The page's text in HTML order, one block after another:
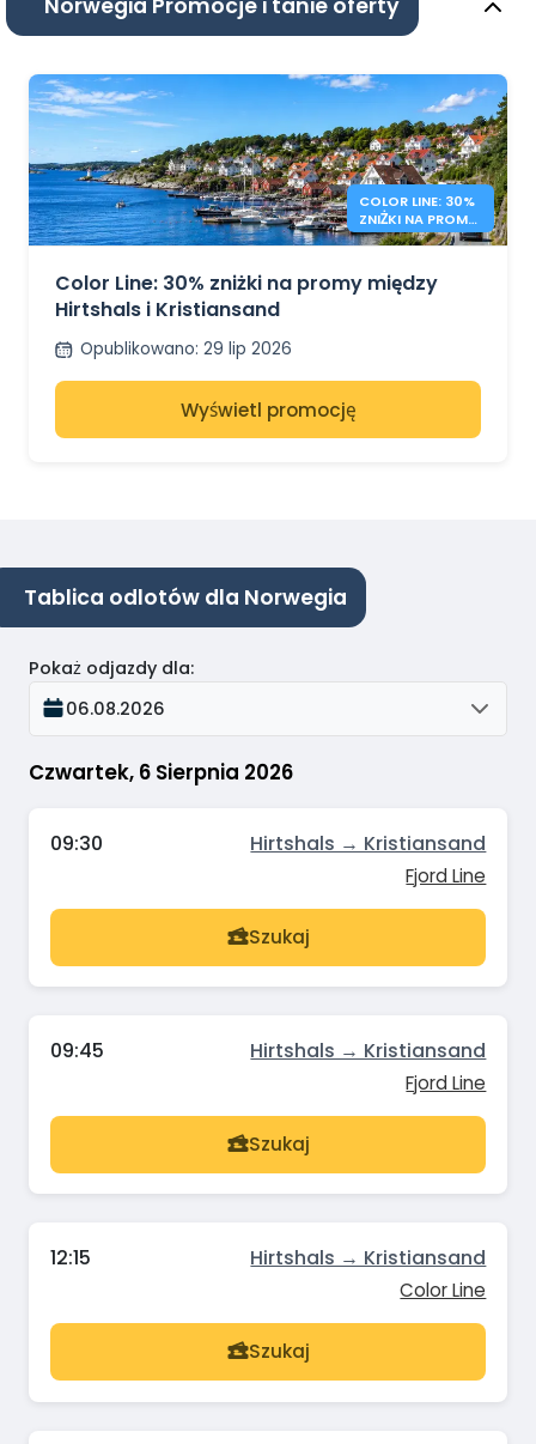
Norwegia Promocje i tanie oferty
COLOR LINE: 30%
ZNIŻKI NA PROMY
DANIA –
Color Line: 30% zniżki na promy między
Hirtshals i Kristiansand
Opublikowano: 29 lip 2026
Wyświetl promocję
Tablica odlotów dla Norwegia
Czwartek, 6 Sierpnia 2026
Pokaż odjazdy dla:
06.08.2026
09:30 Hirtshals → Kristiansand
Fjord Line
Szukaj
09:45 Hirtshals → Kristiansand
Fjord Line
Szukaj
12:15 Hirtshals → Kristiansand
Color Line
Szukaj